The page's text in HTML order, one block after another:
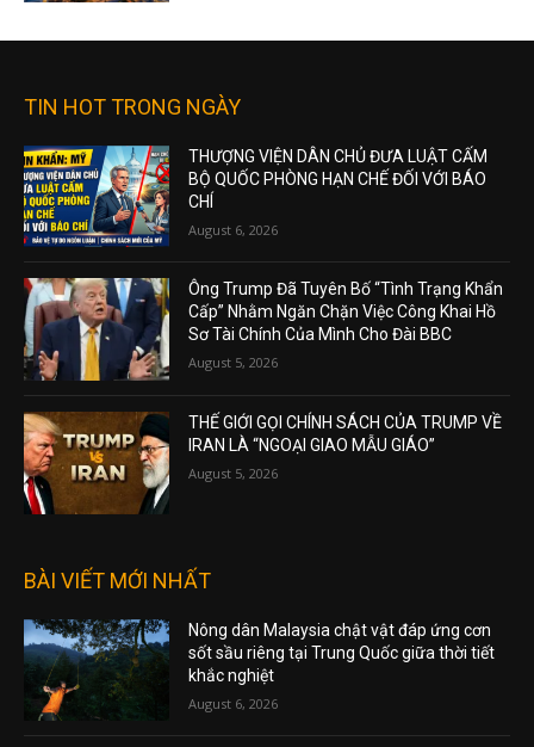
TIN HOT TRONG NGÀY
THƯỢNG VIỆN DÂN CHỦ ĐƯA LUẬT CẤM
BỘ QUỐC PHÒNG HẠN CHẾ ĐỐI VỚI BÁO
CHÍ
August 6, 2026
Ông Trump Đã Tuyên Bố “Tình Trạng Khẩn
Cấp” Nhằm Ngăn Chặn Việc Công Khai Hồ
Sơ Tài Chính Của Mình Cho Đài BBC
August 5, 2026
THẾ GIỚI GỌI CHÍNH SÁCH CỦA TRUMP VỀ
IRAN LÀ “NGOẠI GIAO MẪU GIÁO”
August 5, 2026
BÀI VIẾT MỚI NHẤT
Nông dân Malaysia chật vật đáp ứng cơn
sốt sầu riêng tại Trung Quốc giữa thời tiết
khắc nghiệt
August 6, 2026